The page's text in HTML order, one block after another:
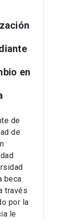
en
de
de
beca
través
por la
le